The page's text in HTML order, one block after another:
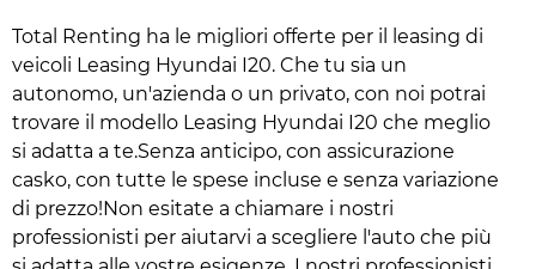
Total Renting ha le migliori offerte per il leasing di
veicoli Leasing Hyundai I20. Che tu sia un
autonomo, un'azienda o un privato, con noi potrai
trovare il modello Leasing Hyundai I20 che meglio
si adatta a te.Senza anticipo, con assicurazione
casko, con tutte le spese incluse e senza variazione
di prezzo!Non esitate a chiamare i nostri
professionisti per aiutarvi a scegliere l'auto che più